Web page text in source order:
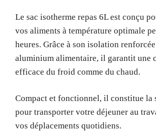
Le sac isotherme repas 6L est conçu
vos aliments à température optimale
heures. Grâce à son isolation
aluminium alimentaire, il garantit une
efficace du froid comme du chaud.
Compact et fonctionnel, il constitue la
pour transporter votre déjeuner au
vos déplacements quotidiens.